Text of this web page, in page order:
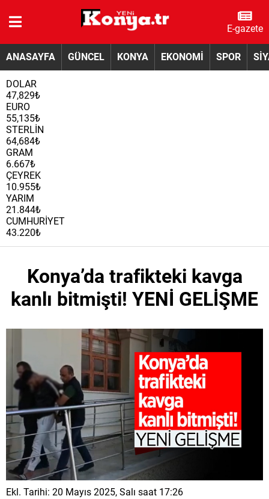
E-gazete
ANASAYFA GÜNCEL KONYA EKONOMİ SPOR
DOLAR
47,829₺
EURO
55,135₺
STERLİN
64,684₺
GRAM
6.667₺
ÇEYREK
10.955₺
YARIM
21.844₺
CUMHURİYET
43.220₺
Konya’da trafikteki kavga
kanlı bitmişti! YENİ GELİŞME
Ekl. Tarihi: 20 Mayıs 2025, Salı saat 17:26